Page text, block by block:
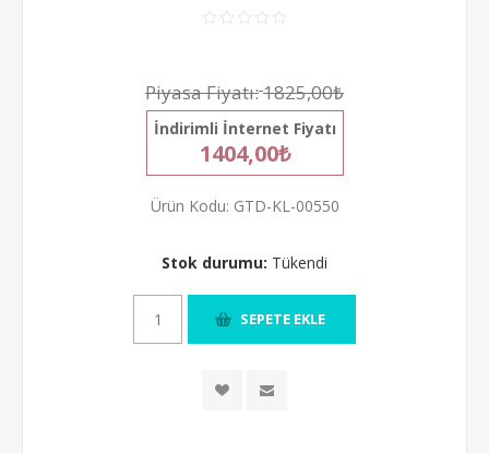
Piyasa Fiyatı:1825,00₺
İndirimli İnternet Fiyatı
1404,00₺
Ürün Kodu: GTD-KL-00550
Stok durumu: Tükendi